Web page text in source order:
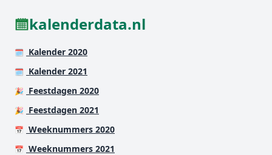
kalenderdata.nl
🗓️ Kalender 2020
🗓️ Kalender 2021
🎉 Feestdagen 2020
🎉 Feestdagen 2021
📅 Weeknummers 2020
📅 Weeknummers 2021